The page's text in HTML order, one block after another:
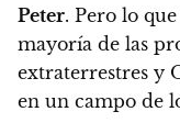
Peter. Pero lo
mayoría de las
extraterrestres y
en un campo de